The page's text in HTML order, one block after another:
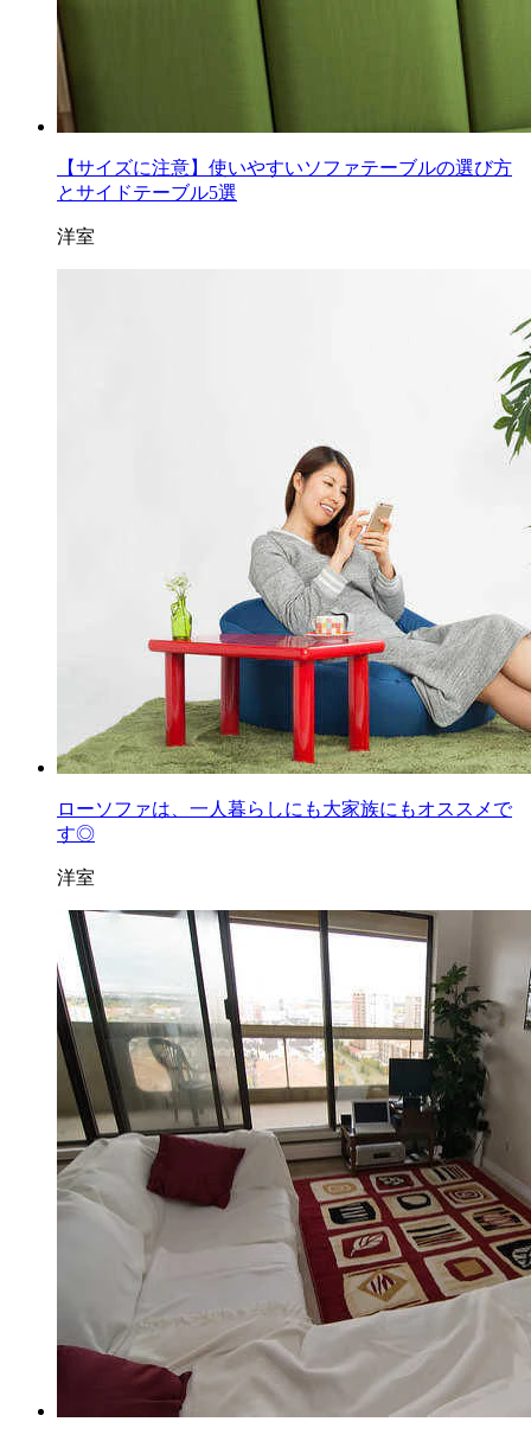
【サイズに注意】使いやすいソファテーブルの選び方
とサイドテーブル5選
洋室
ローソファは、一人暮らしにも大家族にもオススメで
す◎
洋室